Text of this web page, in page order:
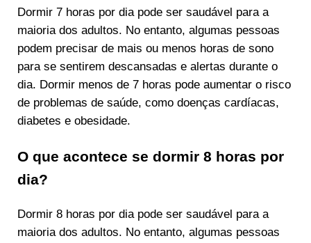
Dormir 7 horas por dia pode ser saudável para a
maioria dos adultos. No entanto, algumas pessoas
podem precisar de mais ou menos horas de sono
para se sentirem descansadas e alertas durante o
dia. Dormir menos de 7 horas pode aumentar o risco
de problemas de saúde, como doenças cardíacas,
diabetes e obesidade.
O que acontece se dormir 8 horas por
dia?
Dormir 8 horas por dia pode ser saudável para a
maioria dos adultos. No entanto, algumas pessoas